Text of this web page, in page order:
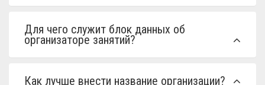
Для чего служит блок данных об
организаторе занятий?
Как лучше внести название организации?